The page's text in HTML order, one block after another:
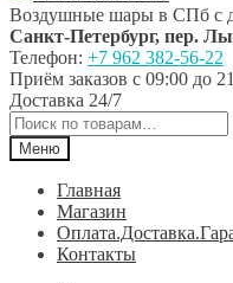
Воздушные шары в СПб с
Санкт-Петербург, пер.
Телефон: +7 962 382-56-22
Приём заказов с 09:00 до
Доставка 24/7
Искать:
Меню
Главная
Магазин
Контакты